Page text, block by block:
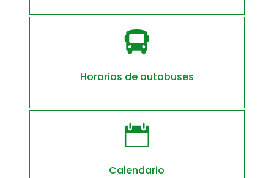

Horarios de autobuses

Calendario